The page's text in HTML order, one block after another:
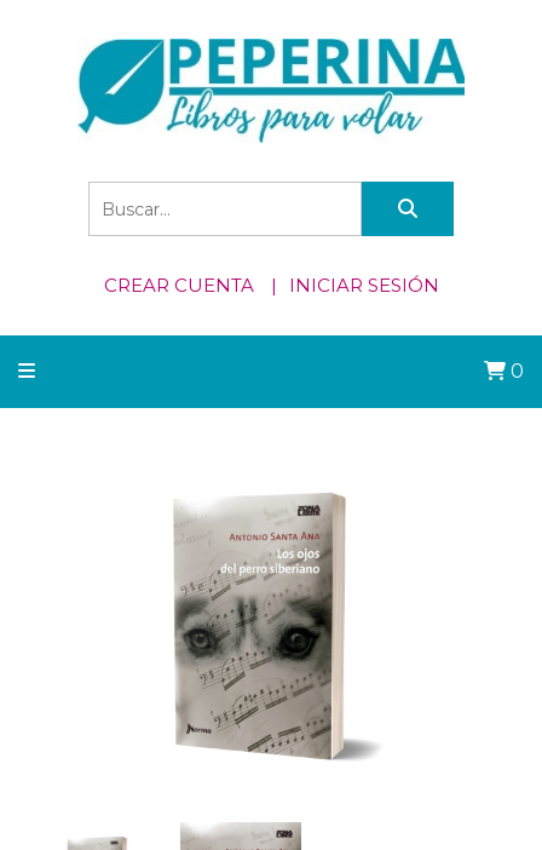
CREAR CUENTA INICIAR SESIÓN
0